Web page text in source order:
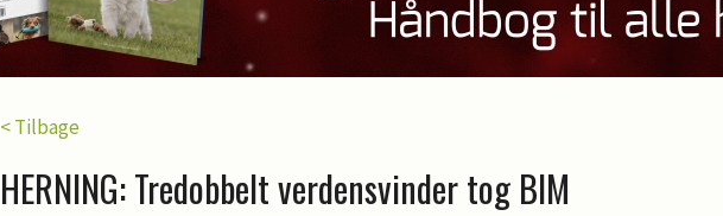
< Tilbage
HERNING: Tredobbelt verdensvinder tog BIM